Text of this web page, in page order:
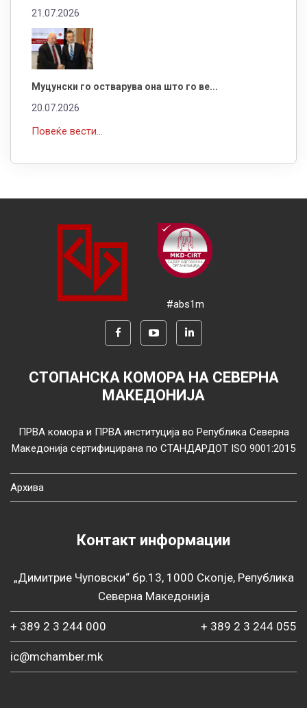
21.07.2026
Муцунски го остварува она што го ве...
20.07.2026
Повеќе вести...
#abs1m
СТОПАНСКА КОМОРА НА СЕВЕРНА
МАКЕДОНИЈА
ПРВА комора и ПРВА институција во Република Северна
Македонија сертифицирана по СТАНДАРДОТ ISO 9001:2015
Архива
Контакт информации
„Димитрие Чуповски“ бр.13, 1000 Скопје, Република
Северна Македонија
+ 389 2 3 244 000 + 389 2 3 244 055
ic@mchamber.mk